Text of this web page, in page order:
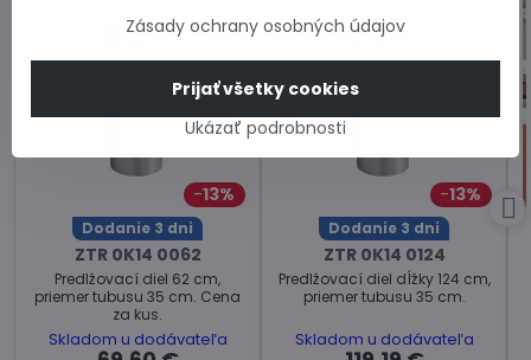
13%
Dodanie 3 dni
ZTR 0K14 0062
Predlžovací diel 62 cm,
priemer tubusu 35 cm. Cena
za kus.
Skladom u dodávateľa
13%
Dodanie 3 dni
ZTR 0K14 0124
Predlžovací diel dĺžky 124 cm,
priemer tubusu 35 cm.
Skladom u dodávateľa
Zásady ochrany osobných údajov
Ukázať podrobnosti
Prijať všetky cookies